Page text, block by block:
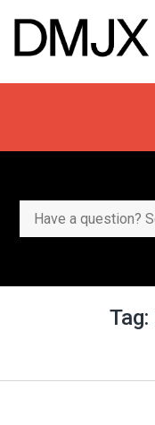
content
Search
for:
Tag: